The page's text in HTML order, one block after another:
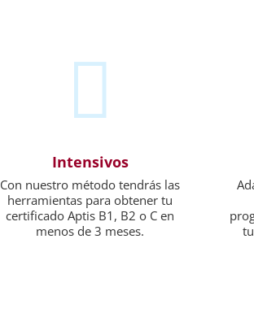

Intensivos
Con nuestro método tendrás las
herramientas para obtener tu
certificado Aptis B1, B2 o C en
menos de 3 meses.